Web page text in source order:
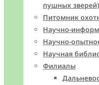
пушных зверей)
Питомник
Научно-
Научно-
Научная
Филиалы